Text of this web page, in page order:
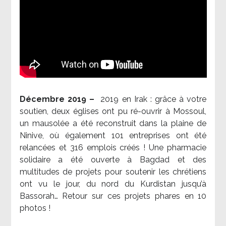
Décembre 2019 – 2019 en Irak : grâce à votre
soutien, deux églises ont pu ré-ouvrir à Mossoul,
un mausolée a été reconstruit dans la plaine de
Ninive, où également 101 entreprises ont été
relancées et 316 emplois créés ! Une pharmacie
solidaire a été ouverte à Bagdad et des
multitudes de projets pour soutenir les chrétiens
ont vu le jour, du nord du Kurdistan jusqu’à
Bassorah… Retour sur ces projets phares en 10
photos !